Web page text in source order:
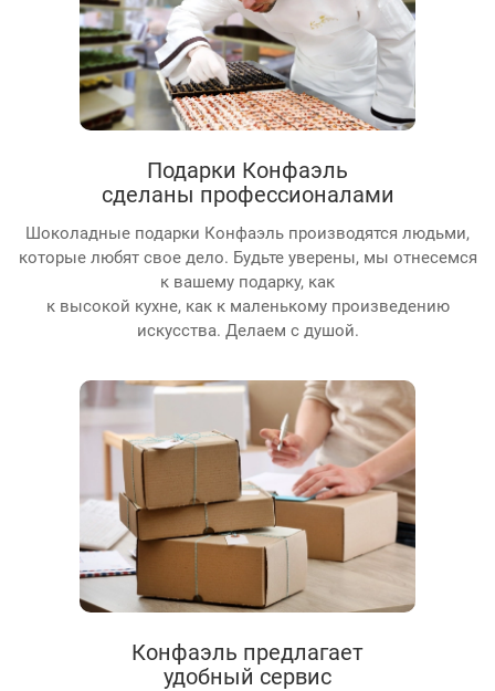
Подарки Конфаэль
сделаны профессионалами
Шоколадные подарки Конфаэль производятся людьми,
которые любят свое дело. Будьте уверены, мы отнесемся
к вашему подарку, как
к высокой кухне, как к маленькому произведению
искусства. Делаем с душой.
Конфаэль предлагает
удобный сервис